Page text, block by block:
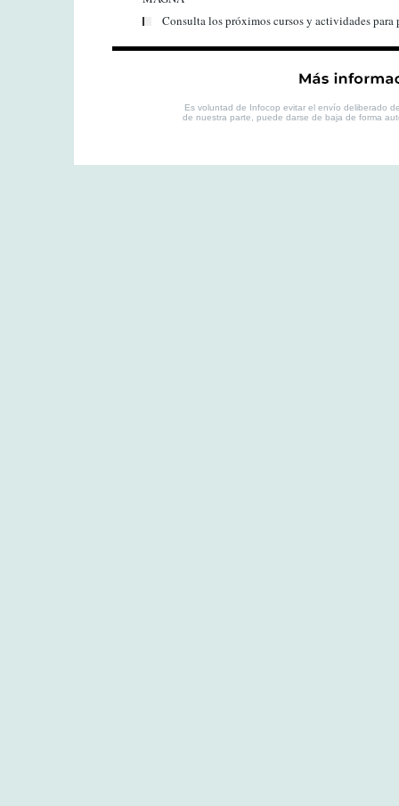
Consulta los próximos cursos y actividades para
Es voluntad de Infocop evitar el envío deliberado
de nuestra parte, puede darse de baja de forma